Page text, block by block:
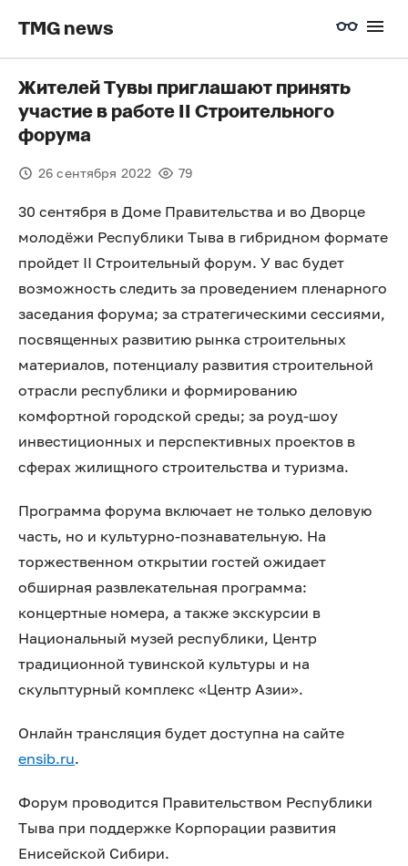
TMG news
Жителей Тувы приглашают принять
участие в работе II Строительного
форума
26 сентября 2022 79
30 сентября в Доме Правительства и во Дворце
молодёжи Республики Тыва в гибридном формате
пройдет II Строительный форум. У вас будет
возможность следить за проведением пленарного
заседания форума; за стратегическими сессиями,
посвященных развитию рынка строительных
материалов, потенциалу развития строительной
отрасли республики и формированию
комфортной городской среды; за роуд-шоу
инвестиционных и перспективных проектов в
сферах жилищного строительства и туризма.
Программа форума включает не только деловую
часть, но и культурно-познавательную. На
торжественном открытии гостей ожидает
обширная развлекательная программа:
концертные номера, а также экскурсии в
Национальный музей республики, Центр
традиционной тувинской культуры и на
скульптурный комплекс «Центр Азии».
Онлайн трансляция будет доступна на сайте
ensib.ru.
Форум проводится Правительством Республики
Тыва при поддержке Корпорации развития
Енисейской Сибири.